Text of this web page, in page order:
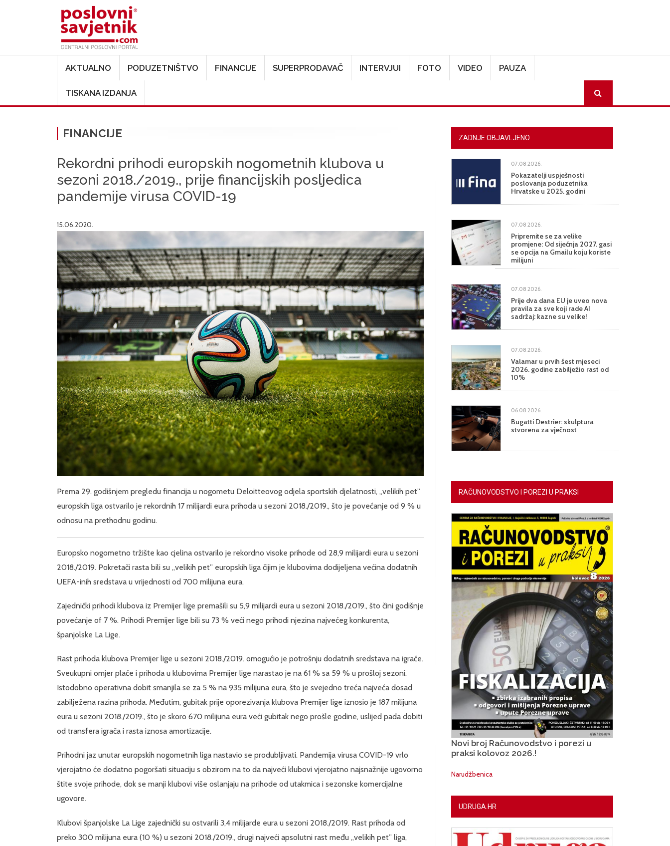
AKTUALNO PODUZETNIŠTVO FINANCIJE SUPERPRODAVAČ INTERVJUI FOTO VIDEO PAUZA
TISKANA IZDANJA
FINANCIJE
Rekordni prihodi europskih nogometnih klubova u
sezoni 2018./2019., prije financijskih posljedica
pandemije virusa COVID-19
15.06.2020.
Prema 29. godišnjem pregledu financija u nogometu Deloitteovog odjela sportskih djelatnosti, „velikih pet”
europskih liga ostvarilo je rekordnih 17 milijardi eura prihoda u sezoni 2018./2019., što je povećanje od 9 % u
odnosu na prethodnu godinu.
Europsko nogometno tržište kao cjelina ostvarilo je rekordno visoke prihode od 28,9 milijardi eura u sezoni
2018./2019. Pokretači rasta bili su „velikih pet” europskih liga čijim je klubovima dodijeljena većina dodatnih
UEFA-inih sredstava u vrijednosti od 700 milijuna eura.
Zajednički prihodi klubova iz Premijer lige premašili su 5,9 milijardi eura u sezoni 2018./2019., što čini godišnje
povećanje of 7 %. Prihodi Premijer lige bili su 73 % veći nego prihodi njezina najvećeg konkurenta,
španjolske La Lige.
Rast prihoda klubova Premijer lige u sezoni 2018./2019. omogućio je potrošnju dodatnih sredstava na igrače.
Sveukupni omjer plaće i prihoda u klubovima Premijer lige narastao je na 61 % sa 59 % u prošloj sezoni.
Istodobno operativna dobit smanjila se za 5 % na 935 milijuna eura, što je svejedno treća najveća dosad
zabilježena razina prihoda. Međutim, gubitak prije oporezivanja klubova Premijer lige iznosio je 187 milijuna
eura u sezoni 2018./2019., što je skoro 670 milijuna eura veći gubitak nego prošle godine, uslijed pada dobiti
od transfera igrača i rasta iznosa amortizacije.
Prihodni jaz unutar europskih nogometnih liga nastavio se produbljivati. Pandemija virusa COVID-19 vrlo
vjerojatno će dodatno pogoršati situaciju s obzirom na to da najveći klubovi vjerojatno najsnažnije ugovorno
štite svoje prihode, dok se manji klubovi više oslanjaju na prihode od utakmica i sezonske komercijalne
ugovore.
Klubovi španjolske La Lige zajednički su ostvarili 3,4 milijarde eura u sezoni 2018./2019. Rast prihoda od
preko 300 milijuna eura (10 %) u sezoni 2018./2019., drugi najveći apsolutni rast među „velikih pet” liga,
ZADNJE OBJAVLJENO
07.08.2026.
Pokazatelji uspješnosti
poslovanja poduzetnika
Hrvatske u 2025. godini
07.08.2026.
Pripremite se za velike
promjene: Od siječnja 2027. gasi
se opcija na Gmailu koju koriste
milijuni
07.08.2026.
Prije dva dana EU je uveo nova
pravila za sve koji rade AI
sadržaj: kazne su velike!
07.08.2026.
Valamar u prvih šest mjeseci
2026. godine zabilježio rast od
10%
06.08.2026.
Bugatti Destrier: skulptura
stvorena za vječnost
RAČUNOVODSTVO I POREZI U PRAKSI
Novi broj Računovodstvo i porezi u
praksi kolovoz 2026.!
Narudžbenica
UDRUGA.HR